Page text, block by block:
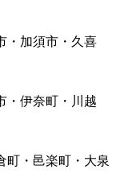
・加須市・久喜
伊奈町・川越
町・邑楽町・大泉